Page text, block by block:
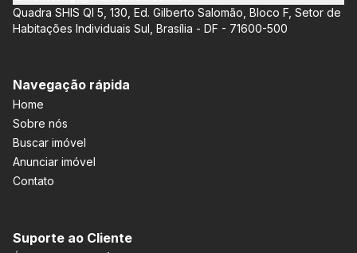
Quadra SHIS QI 5, 130, Ed. Gilberto Salomão, Bloco F, Setor de
Habitações Individuais Sul, Brasília - DF - 71600-500
Navegação rápida
Home
Sobre nós
Buscar imóvel
Anunciar imóvel
Contato
Suporte ao Cliente